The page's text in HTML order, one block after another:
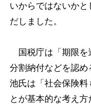
いからではないか
だしました。
国税庁は「期限を
分割納付などを認
池氏は「社会保険料
とが基本的な考え